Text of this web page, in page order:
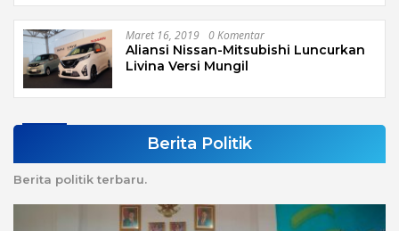
Maret 16, 2019 0 Komentar
Aliansi Nissan-Mitsubishi Luncurkan
Livina Versi Mungil
Berita Politik
Berita politik terbaru.